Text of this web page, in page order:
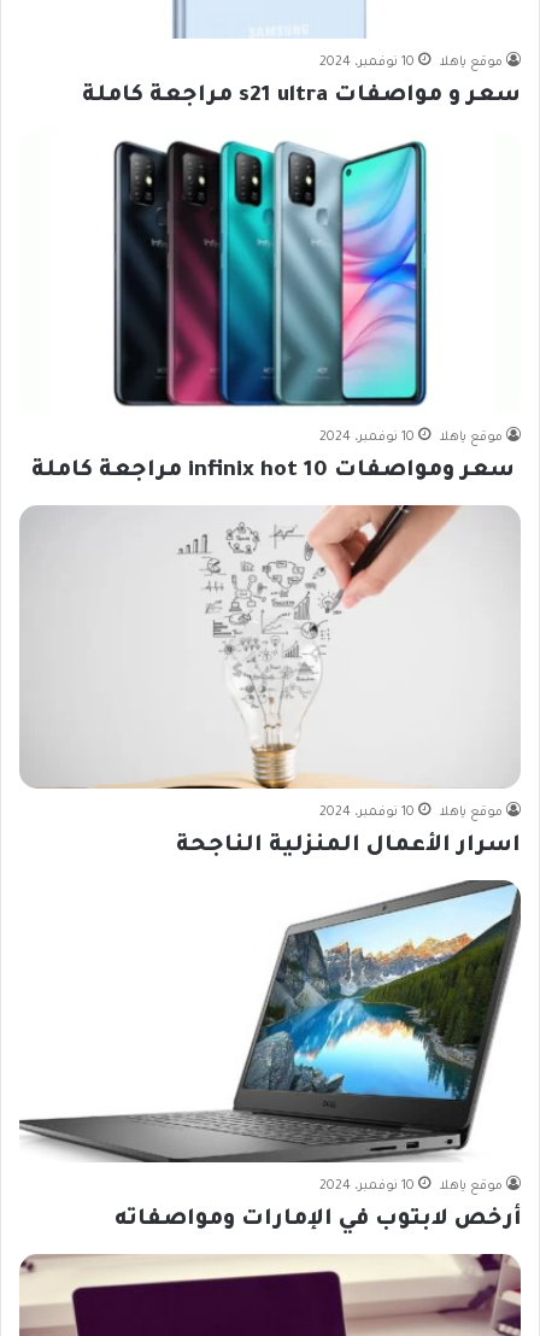
موقع ياهلا 10 نوفمبر، 2024
سعر و مواصفات s21 ultra مراجعة كاملة
موقع ياهلا 10 نوفمبر، 2024
سعر ومواصفات infinix hot 10 مراجعة كاملة
موقع ياهلا 10 نوفمبر، 2024
اسرار الأعمال المنزلية الناجحة
موقع ياهلا 10 نوفمبر، 2024
أرخص لابتوب في الإمارات ومواصفاته